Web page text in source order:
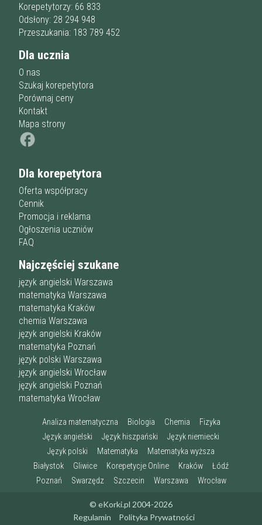
Przygotowania do studiów
Studia
online
korepetytora
korepetytora
Staż korepetytora
Wiek korepetytora
Płeć korepetytora
Korepetytorzy: 66 833
Odsłony: 28 294 948
Przeszukania: 183 789 452
Dla ucznia
O nas
Szukaj korepetytora
Porównaj ceny
Kontakt
Mapa strony
Dla korepetytora
Oferta współpracy
Cennik
Promocja i reklama
Ogłoszenia uczniów
FAQ
Najczęściej szukane
język angielski Warszawa
matematyka Warszawa
matematyka Kraków
chemia Warszawa
język angielski Kraków
matematyka Poznań
język polski Warszawa
język angielski Wrocław
język angielski Poznań
matematyka Wrocław
Analiza matematyczna Biologia Chemia
Fizyka
Język angielski
Język hiszpański
Język niemiecki
Język polski
Matematyka
Matematyka wyższa
Białystok
Gliwice Korepetycje Online Kraków
Łódź
Poznań
Swarzędz Szczecin Warszawa Wrocław
© eKorki.pl 2004-2026
Regulamin
Polityka Prywatności